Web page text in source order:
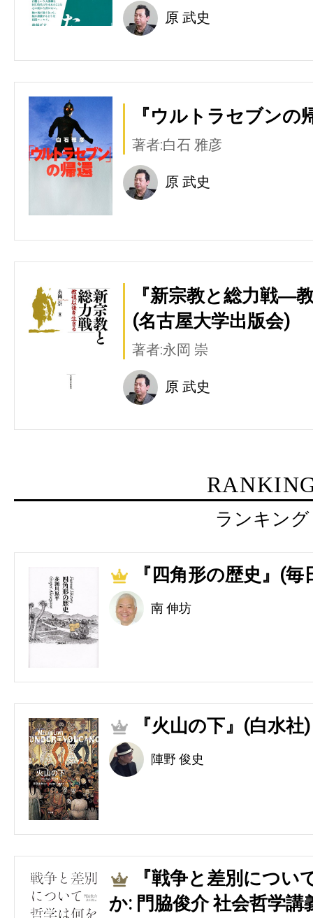
原 武史
『ウルトラセブンの
著者:白石 雅彦
原 武史
『新宗教と総力戦―
(名古屋大学出版会)
著者:永岡 崇
原 武史
ランキング
1 『四角形の歴史』(毎
南 伸坊
2 『火山の下』(白水社)
陣野 俊史
3
『戦争と差別につ
か: 門脇俊介 社会哲学講